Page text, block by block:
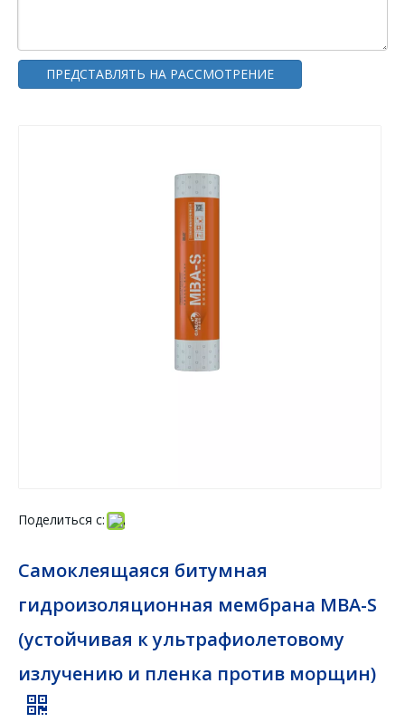
ПРЕДСТАВЛЯТЬ НА РАССМОТРЕНИЕ
Поделиться с:
Самоклеящаяся битумная
гидроизоляционная мембрана MBA-S
(устойчивая к ультрафиолетовому
излучению и пленка против морщин)